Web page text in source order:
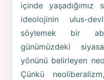
içinde
ideolojinin ulus-
söylemek bir
günümüzdeki
yönünü belirleyen
Çünkü